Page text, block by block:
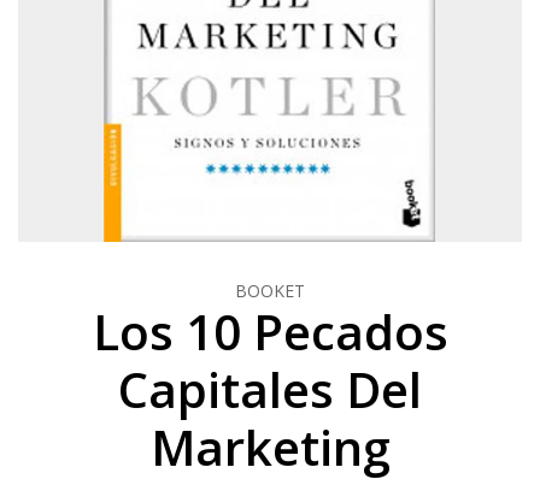
BOOKET
Los 10 Pecados
Capitales Del
Marketing